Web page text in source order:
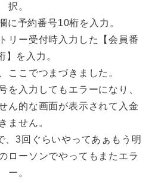
択。
に予約番号10桁を入力。
リー受付時入力した【会員番
】を入力。
ここでつまづきました。
を入力してもエラーになり、
ん的な画面が表示されて入金
ません。
、3回ぐらいやってあぁもう明
ローソンでやってもまたエラ
ー。